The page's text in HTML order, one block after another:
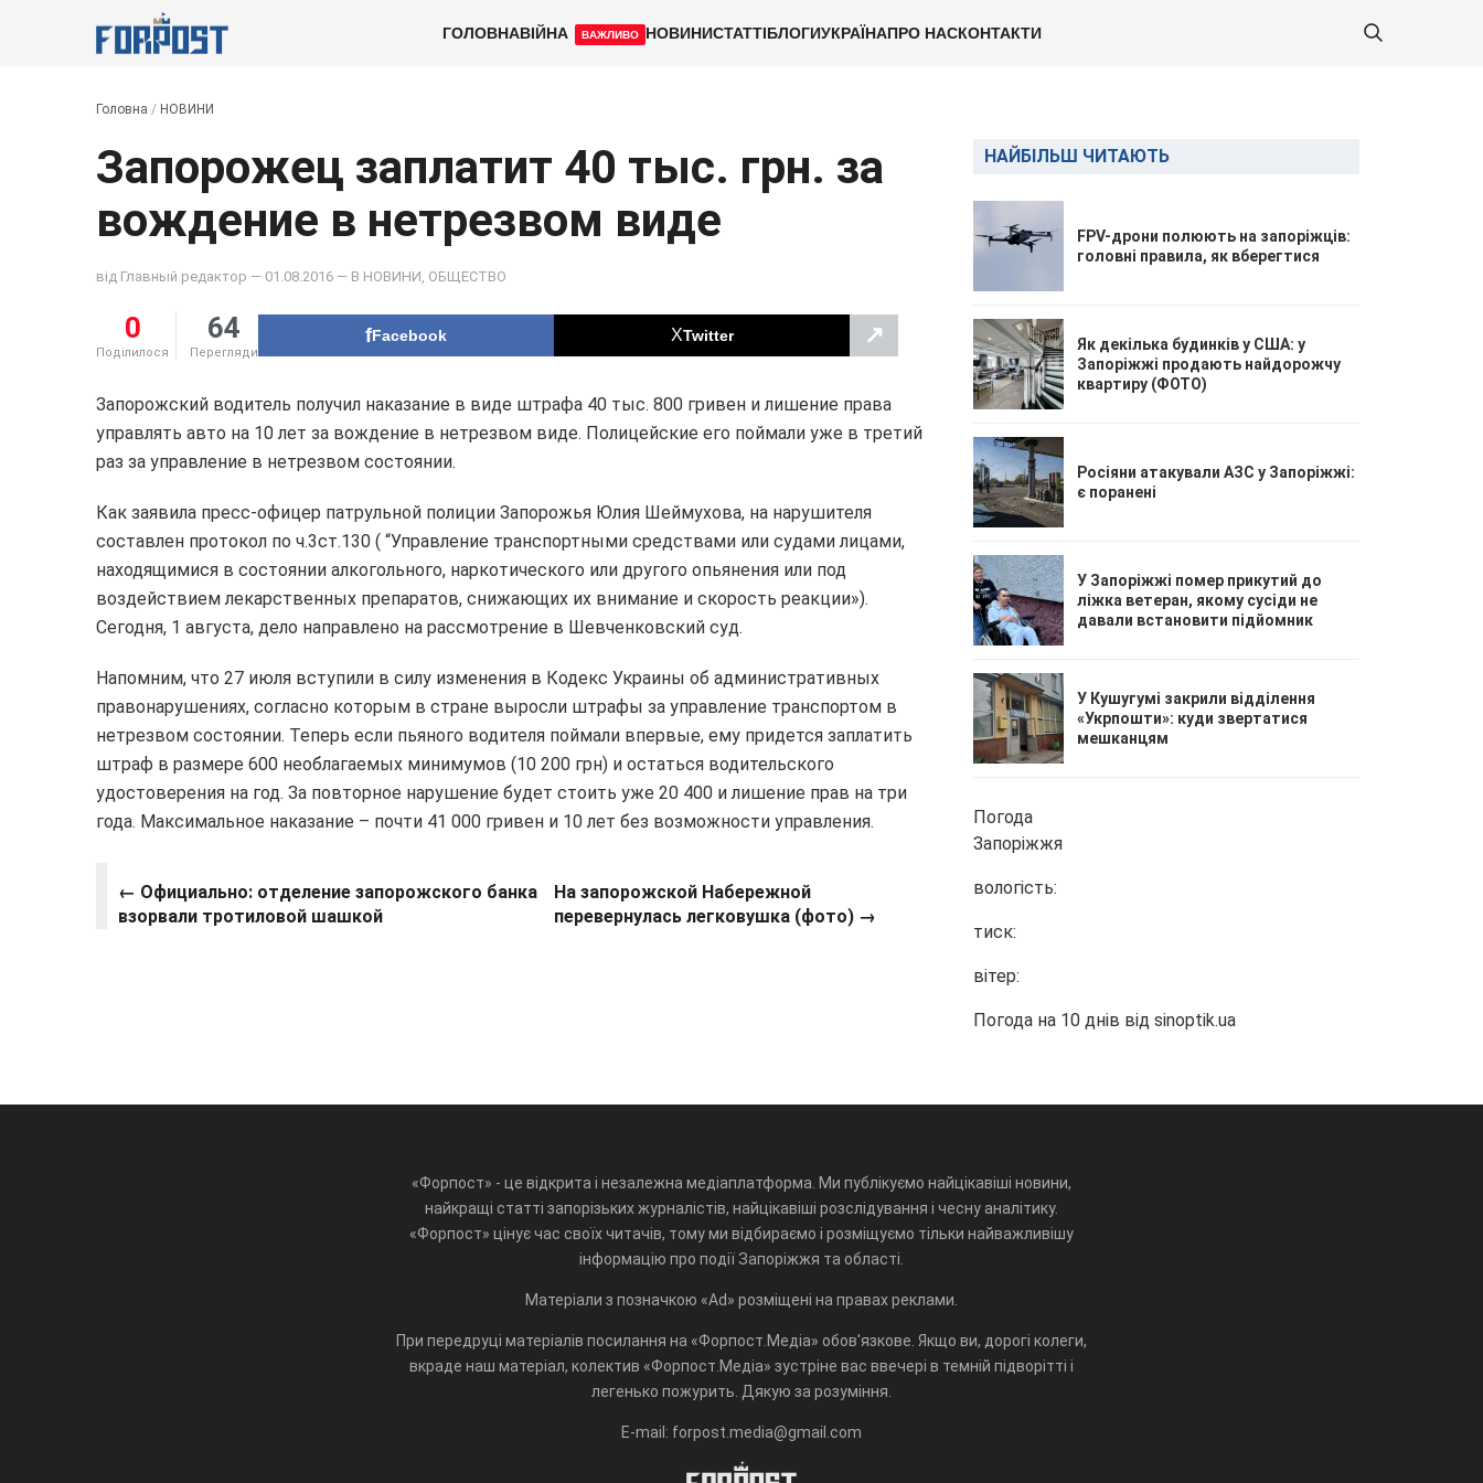
ГОЛОВНАВІЙНА ВАЖЛИВО НОВИНИСТАТТІБЛОГИУКРАЇНАПРО НАСКОНТАКТИ
Головна / НОВИНИ
Запорожец заплатит 40 тыс. грн. за
вождение в нетрезвом виде
від Главный редактор — 01.08.2016 — В НОВИНИ ОБЩЕСТВО
0
Поділилося
64
Перегляди
Facebook Twitter ↗
Запорожский водитель получил наказание в виде штрафа 40 тыс. 800 гривен и лишение права
управлять авто на 10 лет за вождение в нетрезвом виде. Полицейские его поймали уже в третий
раз за управление в нетрезвом состоянии.
Как заявила пресс-офицер патрульной полиции Запорожья Юлия Шеймухова, на нарушителя
составлен протокол по ч.3ст.130 ( “Управление транспортными средствами или судами лицами,
находящимися в состоянии алкогольного, наркотического или другого опьянения или под
воздействием лекарственных препаратов, снижающих их внимание и скорость реакции»).
Сегодня, 1 августа, дело направлено на рассмотрение в Шевченковский суд.
Напомним, что 27 июля вступили в силу изменения в Кодекс Украины об административных
правонарушениях, согласно которым в стране выросли штрафы за управление транспортом в
нетрезвом состоянии. Теперь если пьяного водителя поймали впервые, ему придется заплатить
штраф в размере 600 необлагаемых минимумов (10 200 грн) и остаться водительского
удостоверения на год. За повторное нарушение будет стоить уже 20 400 и лишение прав на три
года. Максимальное наказание – почти 41 000 гривен и 10 лет без возможности управления.
← Официально: отделение запорожского банка
взорвали тротиловой шашкой
На запорожской Набережной
перевернулась легковушка (фото) →
НАЙБІЛЬШ ЧИТАЮТЬ
FPV-дрони полюють на запоріжців:
головні правила, як вберегтися
Як декілька будинків у США: у
Запоріжжі продають найдорожчу
квартиру (ФОТО)
Росіяни атакували АЗС у Запоріжжі:
є поранені
У Запоріжжі помер прикутий до
ліжка ветеран, якому сусіди не
давали встановити підйомник
У Кушугумі закрили відділення
«Укрпошти»: куди звертатися
мешканцям
Погода
Запоріжжя
вологість:
тиск:
вітер:
Погода на 10 днів від sinoptik.ua
«Форпост» - це відкрита і незалежна медіаплатформа. Ми публікуємо найцікавіші новини,
найкращі статті запорізьких журналістів, найцікавіші розслідування і чесну аналітику.
«Форпост» цінує час своїх читачів, тому ми відбираємо і розміщуємо тільки найважливішу
інформацію про події Запоріжжя та області.
Матеріали з позначкою «Ad» розміщені на правах реклами.
При передруці матеріалів посилання на «Форпост.Медіа» обов'язкове. Якщо ви, дорогі колеги,
вкраде наш матеріал, колектив «Форпост.Медіа» зустріне вас ввечері в темній підворітті і
легенько пожурить. Дякую за розуміння.
E-mail: forpost.media@gmail.com